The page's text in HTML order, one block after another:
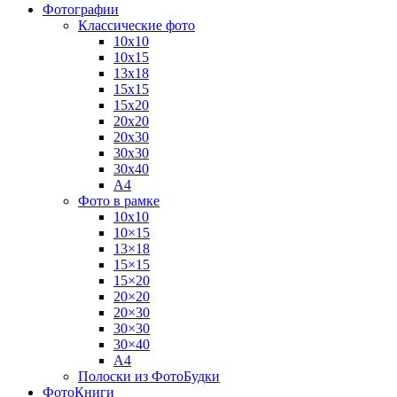
Фотографии
Классические фото
10х10
10х15
13х18
15х15
15х20
20х20
20х30
30х30
30х40
А4
Фото в рамке
10х10
10×15
13×18
15×15
15×20
20×20
20×30
30×30
30×40
A4
Полоски из ФотоБудки
ФотоКниги